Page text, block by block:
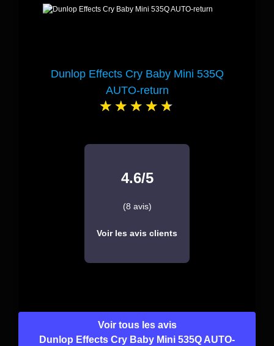
Dunlop Effects Cry Baby Mini 535Q
AUTO-return
4.6/5
(8 avis)
Voir les avis clients
Voir tous les avis
Dunlop Effects Cry Baby Mini 535Q AUTO-